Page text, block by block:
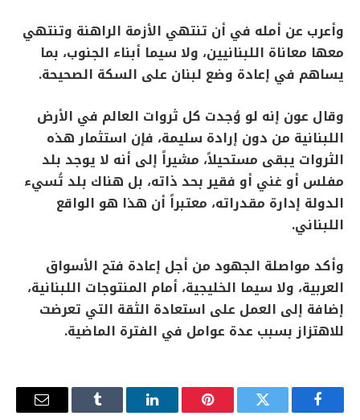
وأعرب عن أمله في أن تنتهي الأزمة الراهنة وتنتهي
معها معاناة اللبنانيين، ولا سيما أبناء الجنوب، بما
يساهم في إعادة وضع لبنان على السكة الصحيحة.
وقال عون إنه لو وُجدت كل ثروات العالم في الأرض
اللبنانية من دون إرادة سليمة، فإن استثمار هذه
الثروات يبقى مستحيلاً، مشيراً إلى أنه لا يوجد بلد
مفلس أو غني أو فقير بحد ذاته، بل هناك بلد تُسيء
الدولة إدارة مقدراته، معتبراً أن هذا هو الواقع
اللبناني.
وأكد مواصلة الجهود من أجل إعادة فتح الأسواق
العربية، ولا سيما الخليجية، أمام المنتوجات اللبنانية،
إضافة إلى العمل على استعادة الثقة التي تعرضت
للاهتزاز بسبب عدة عوامل في الفترة الماضية.
فيسبوك تويتر بينتيريستلينكدإن Tumblr البريد